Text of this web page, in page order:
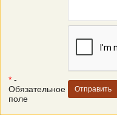
* -
Обязательное
поле